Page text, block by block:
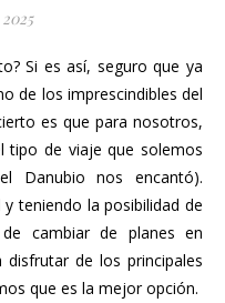
de los imprescindibles del
es que para nosotros,
tipo de viaje que solemos
Danubio nos encantó).
teniendo la posibilidad de
cambiar de planes en
de los principales
que es la mejor opción.